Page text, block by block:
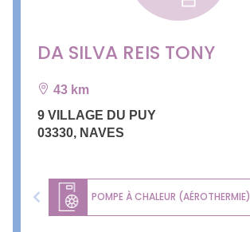
DA SILVA REIS TONY
43 km
9 VILLAGE DU PUY
03330, NAVES
POMPE À CHALEUR (AÉROTHERMIE)
Previous